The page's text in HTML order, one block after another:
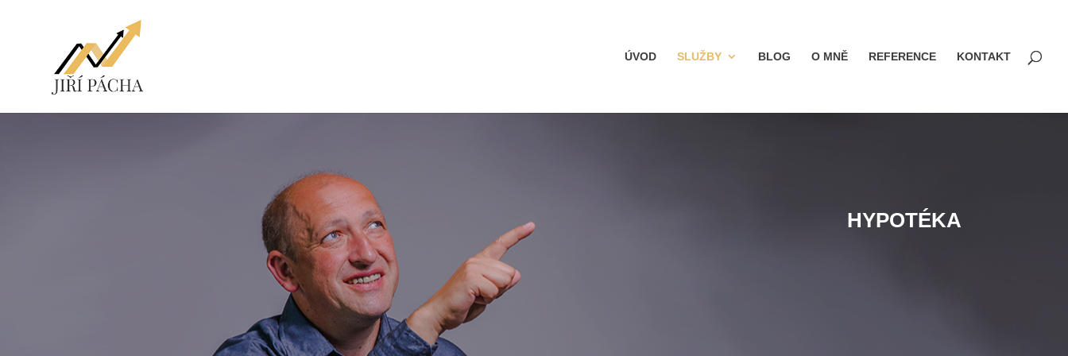
ÚVOD SLUŽBY BLOG O MNĚ REFERENCE KONTAKT
HYPOTÉKA